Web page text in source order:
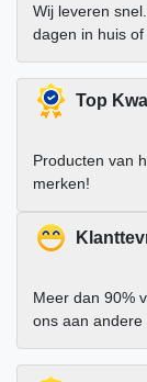
Wij leveren
dagen in huis
Top
Producten van
merken!
Meer dan 90%
ons aan andere